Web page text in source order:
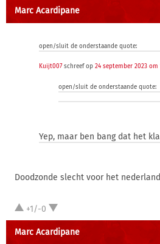
Marc Acardipane
open/sluit de onderstaande quote:
Kuijt007schreef op 24 september 2023 om
open/sluit de onderstaande quote:
Yep, maar ben bang dat het
Doodzonde slecht voor het
+1/-0
Marc Acardipane